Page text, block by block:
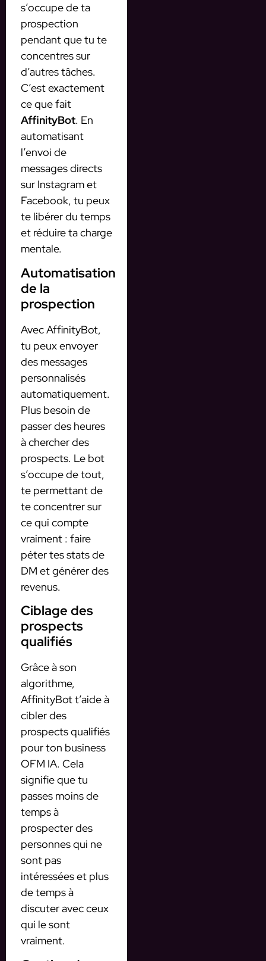
s’occupe de ta
prospection
pendant que tu te
concentres sur
d’autres tâches.
C’est exactement
ce que fait
AffinityBot. En
automatisant
l’envoi de
messages directs
sur Instagram et
Facebook, tu peux
te libérer du temps
et réduire ta charge
mentale.
Automatisation
de la
prospection
Avec AffinityBot,
tu peux envoyer
des messages
personnalisés
automatiquement.
Plus besoin de
passer des heures
à chercher des
prospects. Le bot
s’occupe de tout,
te permettant de
te concentrer sur
ce qui compte
vraiment : faire
péter tes stats de
DM et générer des
revenus.
Ciblage des
prospects
qualifiés
Grâce à son
algorithme,
AffinityBot t’aide à
cibler des
prospects qualifiés
pour ton business
OFM IA. Cela
signifie que tu
passes moins de
temps à
prospecter des
personnes qui ne
sont pas
intéressées et plus
de temps à
discuter avec ceux
qui le sont
vraiment.